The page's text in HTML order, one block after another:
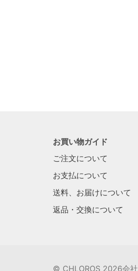
お買い物ガイド
ご注文について
お支払について
送料、お届けについて
返品・交換について
© CHLOROS 2026会